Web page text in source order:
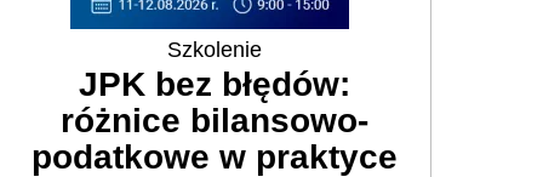
Szkolenie
JPK bez błędów:
różnice bilansowo-
podatkowe w praktyce